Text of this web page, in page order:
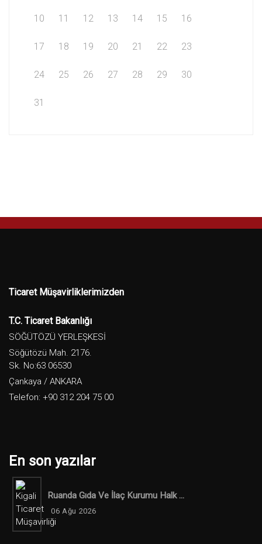
10 11 12 13 14 15 16
17 18 19 20 21 22 23
24 25 26 27 28 29 30
31
Ticaret Müşavirliklerimizden
T.C. Ticaret Bakanlığı
SÖĞÜTÖZÜ YERLEŞKESİ
Söğütözü Mah. 2176.
Sk. No:63 06530
Çankaya / ANKARA
Telefon: +90 312 204 75 00
En son yazılar
Ruanda Gıda Ve İlaç Kurumu Halk ...
06 Ağu 2026